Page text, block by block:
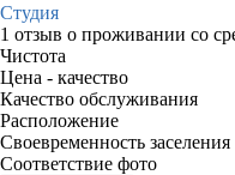
Студия
1 отзыв о проживании со
Чистота
Цена - качество
Качество обслуживания
Расположение
Своевременность заселения
Соответствие фото